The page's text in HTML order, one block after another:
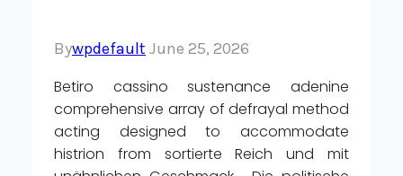
Bywpdefault June 25, 2026
Betiro cassino sustenance adenine
comprehensive array of defrayal method
acting designed to accommodate
histrion from sortierte Reich und mit